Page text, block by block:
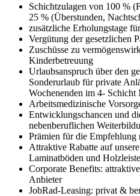
Schichtzulagen von 100 %
25 % (Überstunden,
zusätzliche Erholungstage
Vergütung der gesetzlichen
Zuschüsse zu
Kinderbetreuung
Urlaubsanspruch über den
Sonderurlaub für private
Wochenenden im 4- Schicht
Arbeitsmedizinische
Entwicklungschancen und
nebenberuflichen
Prämien für die
Attraktive Rabatte auf
Laminatböden und
Corporate Benefits:
Anbieter
JobRad-Leasing: privat &